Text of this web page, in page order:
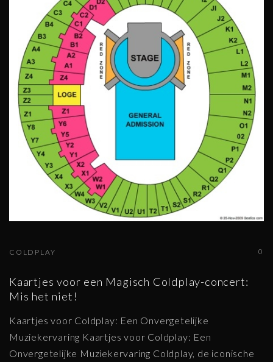
0
COLDPLAY
Kaartjes voor een Magisch Coldplay-concert:
Mis het niet!
Kaartjes voor Coldplay: Een Onvergetelijke
Muziekervaring Kaartjes voor Coldplay: Een
Onvergetelijke Muziekervaring Coldplay, de iconische